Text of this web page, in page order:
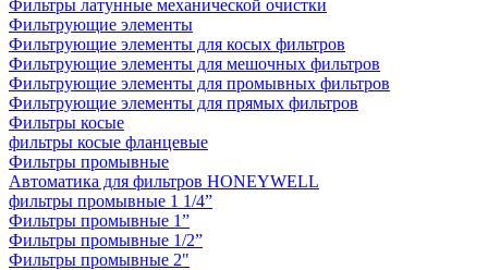
Фильтры латунные механической очистки
Фильтрующие элементы
Фильтрующие элементы для косых фильтров
Фильтрующие элементы для мешочных фильтров
Фильтрующие элементы для промывных фильтров
Фильтрующие элементы для прямых фильтров
Фильтры косые
фильтры косые фланцевые
Фильтры промывные
Автоматика для фильтров HONEYWELL
фильтры промывные 1 1/4”
Фильтры промывные 1”
Фильтры промывные 1/2”
Фильтры промывные 2"